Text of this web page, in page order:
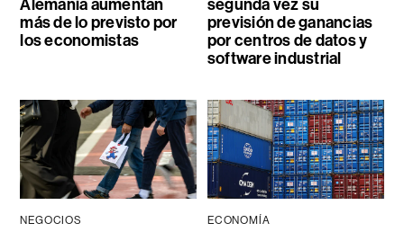
Alemania aumentan
más de lo previsto por
los economistas
segunda vez su
previsión de ganancias
por centros de datos y
software industrial
NEGOCIOS ECONOMÍA